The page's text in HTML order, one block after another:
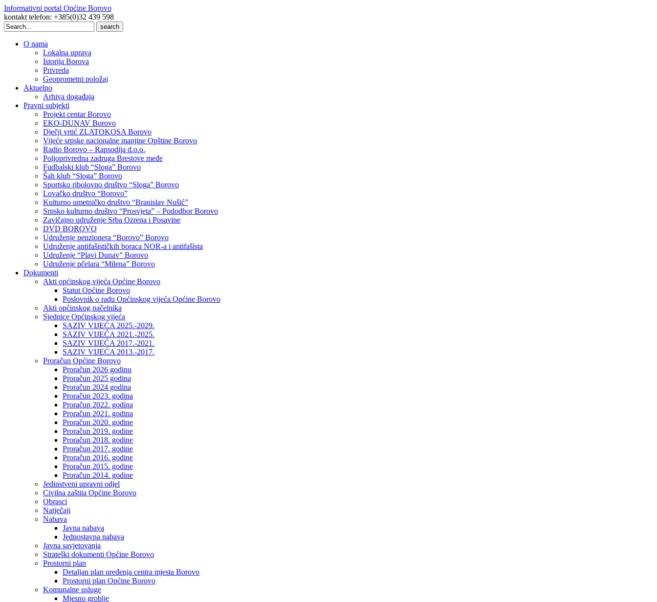
Informativni portal Općine Borovo
kontakt telefon: +385(0)32 439 598
Search
for:
O nama
Lokalna uprava
Istorija Borova
Privreda
Geoprometni položaj
Aktuelno
Arhiva događaja
Pravni subjekti
Projekt centar Borovo
EKO-DUNAV Borovo
Dječji vrtić ZLATOKOSA Borovo
Vijeće srpske nacionalne manjine Opštine Borovo
Radio Borovo – Rapsodija d.o.o.
Poljoprivredna zadruga Brestove međe
Fudbalski klub “Sloga” Borovo
Šah klub “Sloga” Borovo
Sportsko ribolovno društvo “Sloga” Borovo
Lovačko društvo “Borovo”
Kulturno umetničko društvo “Branislav Nušić”
Srpsko kulturno društvo “Prosvjeta” – Pododbor Borovo
Zavičajno udruženje Srba Ozrena i Posavine
DVD BOROVO
Udruženje penzionera “Borovo” Borovo
Udruženje antifašističkih boraca NOR-a i antifašista
Udruženje “Plavi Dunav” Borovo
Udruženje pčelara “Milena” Borovo
Dokumenti
Akti općinskog vijeća Općine Borovo
Statut Općine Borovo
Poslovnik o radu Općinskog vijeća Općine Borovo
Akti općinskog načelnika
Sjednice Općinskog vijeća
SAZIV VIJEĆA 2025.-2029.
SAZIV VIJEĆA 2021.-2025.
SAZIV VIJEĆA 2017.-2021.
SAZIV VIJEĆA 2013.-2017.
Proračun Općine Borovo
Proračun 2026 godinu
Proračun 2025 godina
Proračun 2024 godina
Proračun 2023. godina
Proračun 2022. godina
Proračun 2021. godina
Proračun 2020. godine
Proračun 2019. godine
Proračun 2018. godine
Proračun 2017. godine
Proračun 2016. godine
Proračun 2015. godine
Proračun 2014. godine
Jedinstveni upravni odjel
Civilna zaštita Općine Borovo
Obrasci
Natječaji
Nabava
Javna nabava
Jednostavna nabava
Javna savjetovanja
Strateški dokumenti Općine Borovo
Prostorni plan
Detaljan plan uređenja centra mjesta Borovo
Prostorni plan Općine Borovo
Komunalne usluge
Mjesno groblje